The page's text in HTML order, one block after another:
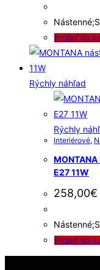
Pridať do
Rýchly náhľad
Rýchly
Interiérové,
E27 11W
258,00€
Pridať do